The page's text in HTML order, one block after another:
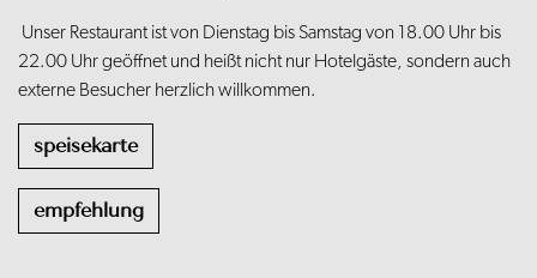
Unser Restaurant ist von Dienstag bis Samstag von 18.00 Uhr bis
22.00 Uhr geöffnet und heißt nicht nur Hotelgäste, sondern auch
externe Besucher herzlich willkommen.
speisekarte
empfehlung